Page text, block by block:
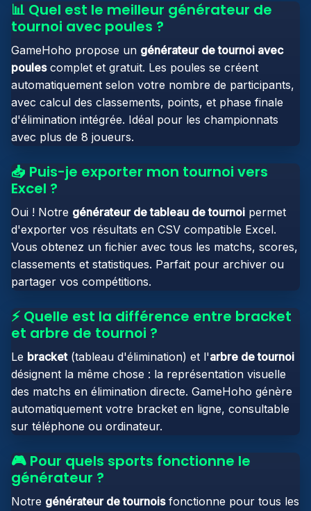
📊 Quel est le meilleur générateur de
tournoi avec poules ?
GameHoho propose un générateur de tournoi avec
poulescomplet et gratuit. Les poules se créent
automatiquement selon votre nombre de participants,
avec calcul des classements, points, et phase finale
d'élimination intégrée. Idéal pour les championnats
avec plus de 8 joueurs.
📥 Puis-je exporter mon tournoi vers
Excel ?
Oui ! Notre générateur de tableau de tournoi permet
d'exporter vos résultats en CSV compatible Excel.
Vous obtenez un fichier avec tous les matchs, scores,
classements et statistiques. Parfait pour archiver ou
partager vos compétitions.
⚡ Quelle est la différence entre bracket
et arbre de tournoi ?
Le bracket(tableau d'élimination) et l'arbre de tournoi
désignent la même chose : la représentation visuelle
des matchs en élimination directe. GameHoho génère
automatiquement votre bracket en ligne, consultable
sur téléphone ou ordinateur.
🎮 Pour quels sports fonctionne le
générateur ?
Notre générateur de tournoisfonctionne pour tous les